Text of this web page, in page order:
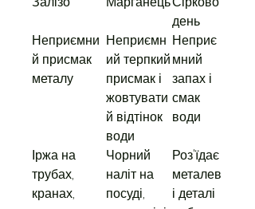
день
Неприємни
й присмак
металу
Неприємн
ий терпкий
присмак і
жовтувати
й відтінок
води
Неприє
мний
запах і
смак
води
Іржа на
трубах,
кранах,
Чорний
наліт на
посуді,
Роз'їдає
металев
і деталі